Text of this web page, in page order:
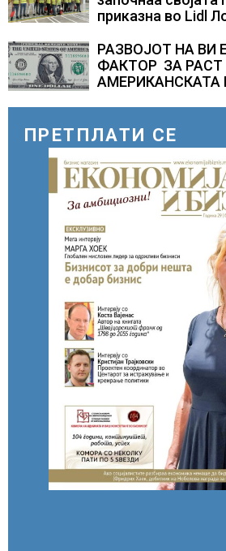
приказна во Lidl
РАЗВОЈОТ НА ВИ
ФАКТОР ЗА РАСТ
АМЕРИКАНСКАТА
ПРЕТПЛАТИ СЕ